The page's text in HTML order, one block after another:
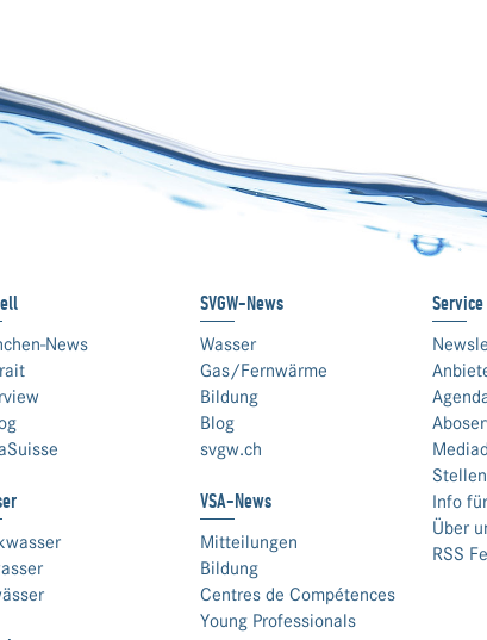
News
SVGW-News
Wasser
Gas/Fernwärme
Bildung
Blog
svgw.ch
VSA-News
Mitteilungen
Bildung
Centres de Compétences
Young Professionals
Service
Info
Über
RSS